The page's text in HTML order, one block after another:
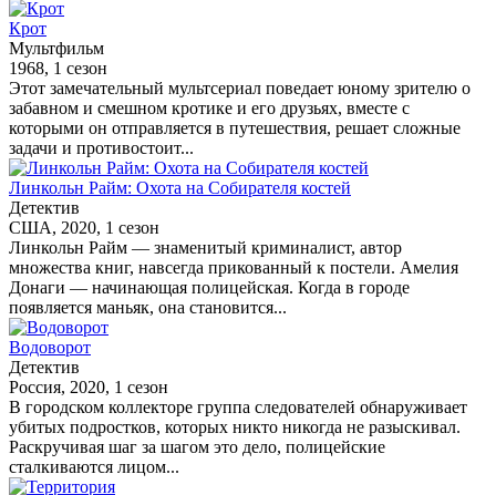
Крот
Мультфильм
1968, 1 сезон
Этот замечательный мультсериал поведает юному зрителю о
забавном и смешном кротике и его друзьях, вместе с
которыми он отправляется в путешествия, решает сложные
задачи и противостоит...
Линкольн Райм: Охота на Собирателя костей
Детектив
США, 2020, 1 сезон
Линкольн Райм — знаменитый криминалист, автор
множества книг, навсегда прикованный к постели. Амелия
Донаги — начинающая полицейская. Когда в городе
появляется маньяк, она становится...
Водоворот
Детектив
Россия, 2020, 1 сезон
В городском коллекторе группа следователей обнаруживает
убитых подростков, которых никто никогда не разыскивал.
Раскручивая шаг за шагом это дело, полицейские
сталкиваются лицом...